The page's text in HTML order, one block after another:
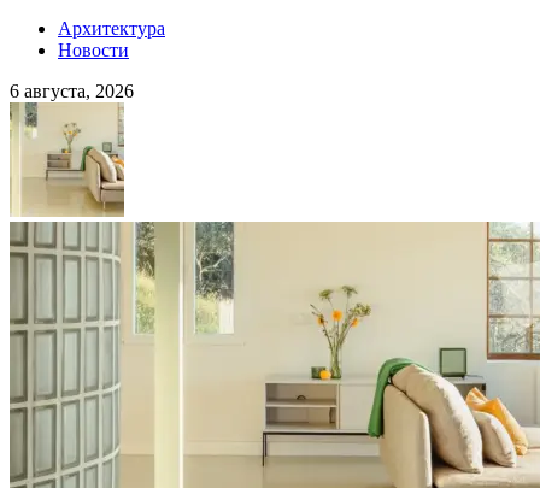
Архитектура
Новости
6 августа, 2026